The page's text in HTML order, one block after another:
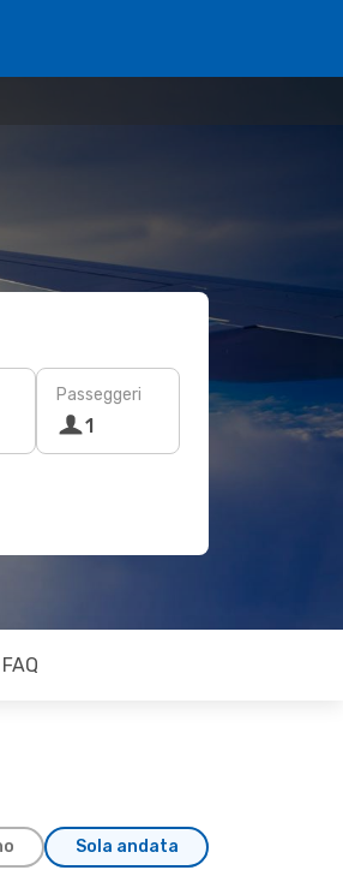
Passeggeri
1
FAQ
Sola andata